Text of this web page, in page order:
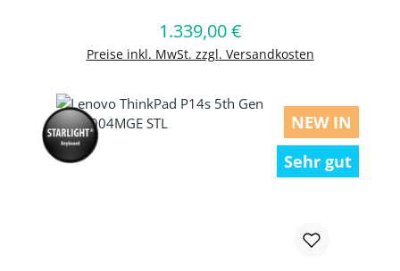
Regulärer Preis:
1.339,00 €
Preise inkl. MwSt. zzgl. Versandkosten
In den Warenkorb
NEW IN
Sehr gut